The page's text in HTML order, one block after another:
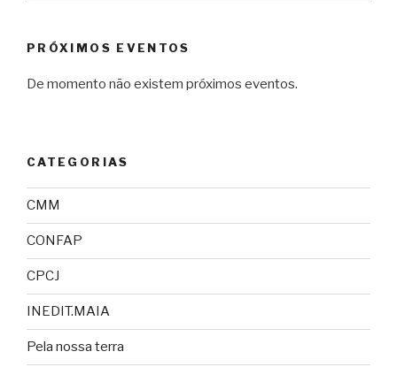
PRÓXIMOS EVENTOS
De momento não existem próximos eventos.
CATEGORIAS
CMM
CONFAP
CPCJ
INEDIT.MAIA
Pela nossa terra